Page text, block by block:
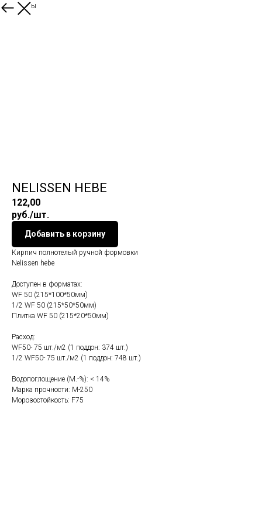
Все товары
NELISSEN HEBE
122,00
руб./шт.
Добавить в корзину
Кирпич полнотелый ручной формовки
Nelissen hebe
Доступен в форматах:
WF 50 (215*100*50мм)
1/2 WF 50 (215*50*50мм)
Плитка WF 50 (215*20*50мм)
Расход:
WF50- 75 шт./м2 (1 поддон: 374 шт.)
1/2 WF50- 75 шт./м2 (1 поддон: 748 шт.)
Водопоглощение (M.-%): < 14%
Марка прочности: М-250
Морозостойкость: F75